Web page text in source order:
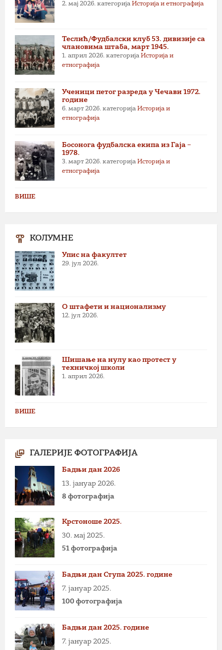
2. мај 2026. категорија Историја и етнографија
Теслић/Фудбалски клуб 53. дивизије са
члановима штаба, март 1945.
1. април 2026. категорија Историја и
етнографија
Ученици петог разреда у Чечави 1972.
године
6. март 2026. категорија Историја и
етнографија
Босонога фудбалска екипа из Гаја –
1978.
3. март 2026. категорија Историја и
етнографија
ВИШЕ
КОЛУМНЕ
Упис на факултет
29. јул 2026.
О штафети и национализму
12. јул 2026.
Шишање на нулу као протест у
техничкој школи
1. април 2026.
ВИШЕ
ГАЛЕРИЈЕ ФОТОГРАФИЈА
Бадњи дан 2026
13. јануар 2026.
8 фотографија
Крстоноше 2025.
30. мај 2025.
51 фотографија
Бадњи дан Ступа 2025. године
7. јануар 2025.
100 фотографија
Бадњи дан 2025. године
7. јануар 2025.